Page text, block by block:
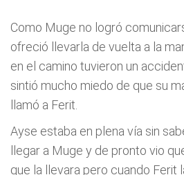
Como Muge no logró
ofreció llevarla de vuelta a la
en el camino tuvieron un
sintió mucho miedo de que su
llamó a Ferit.
Ayse estaba en plena vía sin
llegar a Muge y de pronto vio
que la llevara pero cuando Ferit